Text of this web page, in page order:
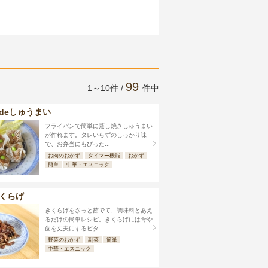
1～10件 / 99 件中
しゅうまい
フライパンで簡単に蒸し焼きしゅうまい
が作れます。タレいらずのしっかり味
で、お弁当にもぴった...
お肉のおかず タイマー機能
おかず
簡単
中華・エスニック
らげ
きくらげをさっと茹でて、調味料とあえ
るだけの簡単レシピ。きくらげには骨や
歯を丈夫にするビタ...
野菜のおかず 副菜
簡単
中華・エスニック